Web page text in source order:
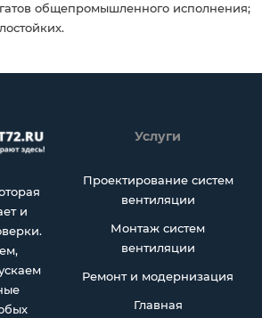
общепромышленного исполнения;
и
Услуги
Проектирование систем
вентиляции
Монтаж систем
вентиляции
Ремонт и модернизация
Главная